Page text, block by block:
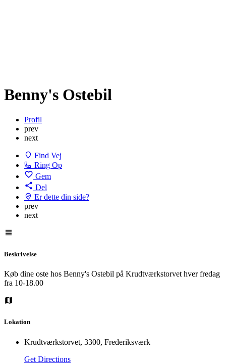
Benny's Ostebil
Profil
prev
next
Find Vej
Ring Op
Gem
Del
Er dette din side?
prev
next
Beskrivelse
Køb dine oste hos Benny's Ostebil på Krudtværkstorvet hver fredag
fra 10-18.00
Lokation
Krudtværkstorvet, 3300, Frederiksværk
Get Directions